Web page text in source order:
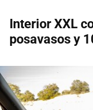
Interior XXL
posavasos y